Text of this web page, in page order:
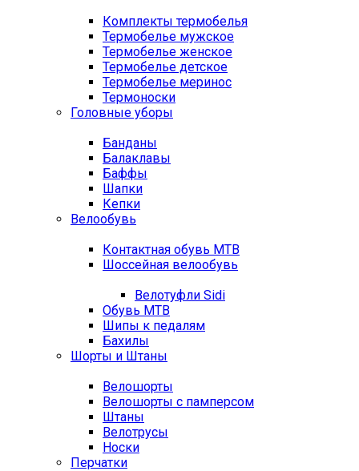
Комплекты термобелья
Термобелье мужское
Термобелье женское
Термобелье детское
Термобелье меринос
Термоноски
Головные уборы
Банданы
Балаклавы
Баффы
Шапки
Кепки
Велообувь
Контактная обувь MTB
Шоссейная велообувь
Велотуфли Sidi
Обувь MTB
Шипы к педалям
Бахилы
Шорты и Штаны
Велошорты
Велошорты с памперсом
Штаны
Велотрусы
Носки
Перчатки